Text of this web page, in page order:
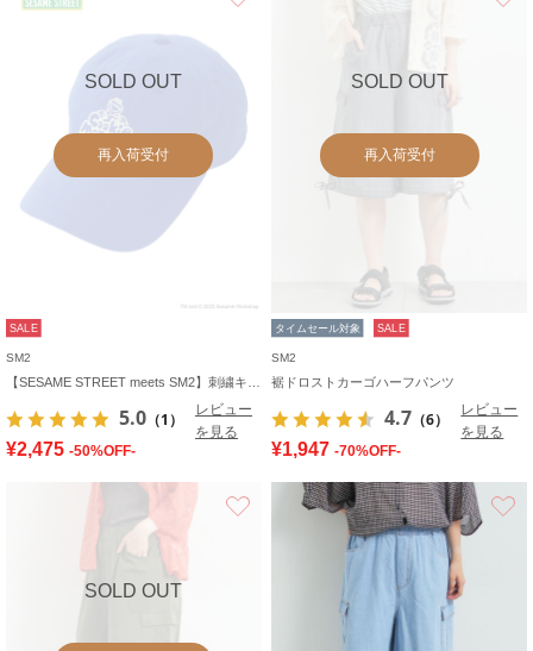
SOLD OUT
再入荷受付
SALE
SM2
5.0 （1）
レビュー
を見る
¥2,475 -50%OFF-
SOLD OUT
再入荷受付
タイムセール対象 SALE
SM2
裾ドロストカーゴハーフパンツ
4.7 （6）
レビュー
を見る
¥1,947 -70%OFF-
SOLD OUT
お気に入り